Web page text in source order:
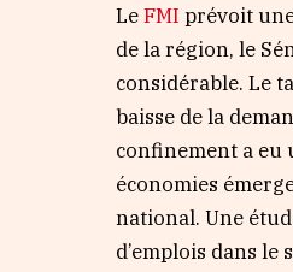
LeFMI prévoit
de la région, le
considérable. Le
baisse de la
confinement a eu
économies
national. Une
d’emplois dans